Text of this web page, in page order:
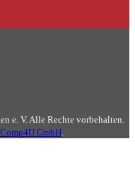
e. V. Alle Rechte vorbehalten.
Comp4U GmbH.